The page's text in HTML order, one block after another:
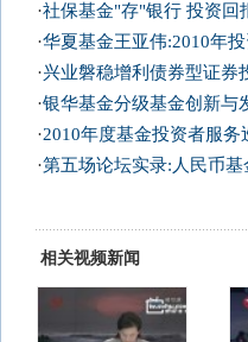
·社保基金"存"银行 投资回
·华夏基金王亚伟:2010年
·兴业磐稳增利债券型证券
·银华基金分级基金创新与
·2010年度基金投资者服
·第五场论坛实录:人民币基
相关视频新闻